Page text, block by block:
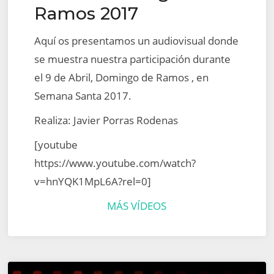
Ramos 2017
Aquí os presentamos un audiovisual donde
se muestra nuestra participación durante
el 9 de Abril, Domingo de Ramos , en
Semana Santa 2017.
Realiza: Javier Porras Rodenas
[youtube
https://www.youtube.com/watch?
v=hnYQK1MpL6A?rel=0]
MÁS VÍDEOS